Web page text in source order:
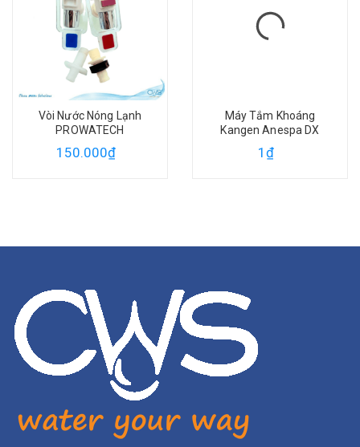
Vòi Nước Nóng Lạnh
PROWATECH
150.000₫
Máy Tắm Khoáng
Kangen Anespa DX
1₫